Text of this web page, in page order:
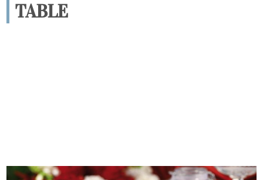
TABLE